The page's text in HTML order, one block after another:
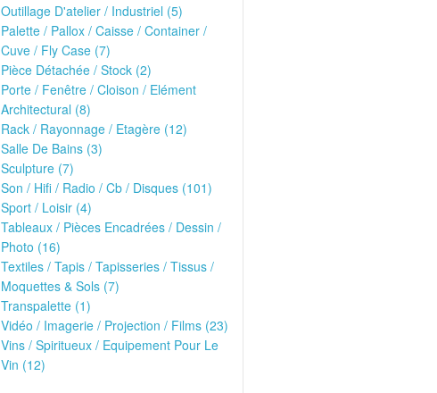
Outillage D'atelier / Industriel (5)
Palette / Pallox / Caisse / Container /
Cuve / Fly Case (7)
Pièce Détachée / Stock (2)
Porte / Fenêtre / Cloison / Elément
Architectural (8)
Rack / Rayonnage / Etagère (12)
Salle De Bains (3)
Sculpture (7)
Son / Hifi / Radio / Cb / Disques (101)
Sport / Loisir (4)
Tableaux / Pièces Encadrées / Dessin /
Photo (16)
Textiles / Tapis / Tapisseries / Tissus /
Moquettes & Sols (7)
Transpalette (1)
Vidéo / Imagerie / Projection / Films (23)
Vins / Spiritueux / Equipement Pour Le
Vin (12)